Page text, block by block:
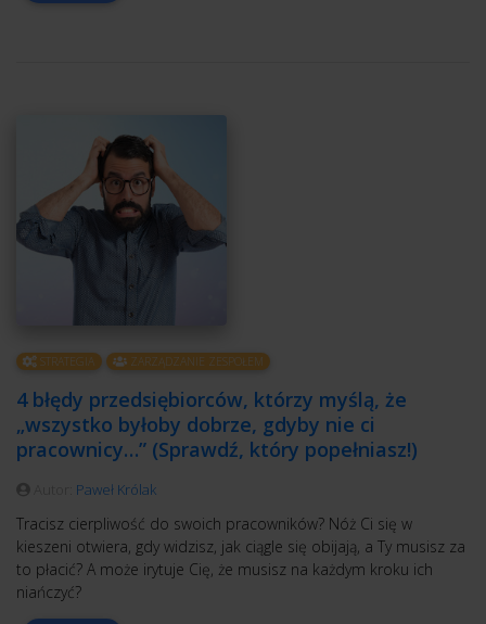
STRATEGIA ZARZĄDZANIE ZESPOŁEM
4 błędy przedsiębiorców, którzy myślą, że
„wszystko byłoby dobrze, gdyby nie ci
pracownicy…” (Sprawdź, który popełniasz!)
Paweł Królak
Tracisz cierpliwość do swoich pracowników? Nóż Ci się w
kieszeni otwiera, gdy widzisz, jak ciągle się obijają, a Ty musisz za
to płacić? A może irytuje Cię, że musisz na każdym kroku ich
niańczyć?